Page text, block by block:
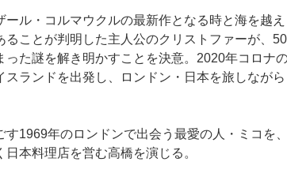
ル・コルマウクルの最新作となる時と海を越え
ことが判明した主人公のクリストファーが、50
た謎を解き明かすことを決意。2020年コロナ
ランドを出発し、ロンドン・日本を旅しながら
1969年のロンドンで出会う最愛の人・ミコを、
本料理店を営む高橋を演じる。